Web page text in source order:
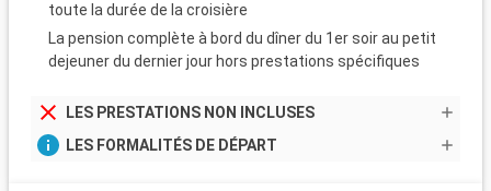
toute la durée de la croisière
La pension complète à bord du dîner du 1er soir au petit
dejeuner du dernier jour hors prestations spécifiques
LES PRESTATIONS NON INCLUSES
LES FORMALITÉS DE DÉPART